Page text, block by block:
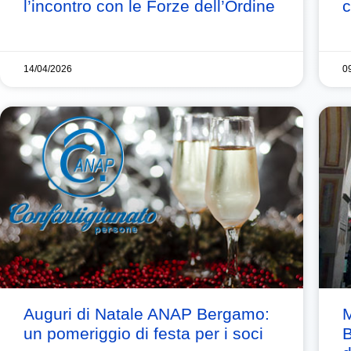
l’incontro con le Forze dell’Ordine
14/04/2026
Auguri di Natale ANAP Bergamo:
un pomeriggio di festa per i soci